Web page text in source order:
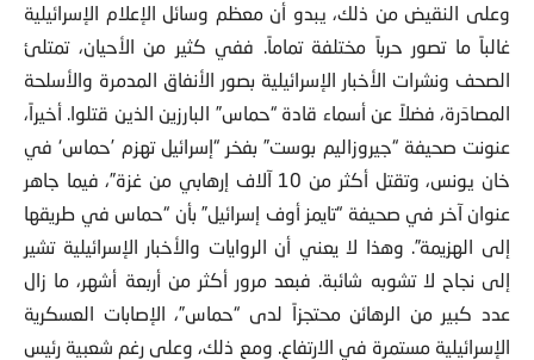
وعلى النقيض من ذلك، يبدو أن معظم وسائل الإعلام الإسرائيلية
غالباً ما تصور حرباً مختلفة تماماً. ففي كثير من الأحيان، تمتلئ
الصحف ونشرات الأخبار الإسرائيلية بصور الأنفاق المدمرة والأسلحة
المصادَرة، فضلاً عن أسماء قادة “حماس” البارزين الذين قتلوا. أخيراً،
عنونت صحيفة “جيروزاليم بوست” بفخر “إسرائيل تهزم ’حماس‘ في
خان يونس، وتقتل أكثر من 10 آلاف إرهابي من غزة”، فيما جاهر
عنوان آخر في صحيفة “تايمز أوف إسرائيل” بأن “حماس في طريقها
إلى الهزيمة”. وهذا لا يعني أن الروايات والأخبار الإسرائيلية تشير
إلى نجاح لا تشوبه شائبة. فبعد مرور أكثر من أربعة أشهر، ما زال
عدد كبير من الرهائن محتجزاً لدى “حماس”، الإصابات العسكرية
الإسرائيلية مستمرة في الارتفاع. ومع ذلك، وعلى رغم شعبية رئيس